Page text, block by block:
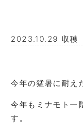
2023.10.29 収穫
今年の猛暑に耐え
今年もミナモト一
す。